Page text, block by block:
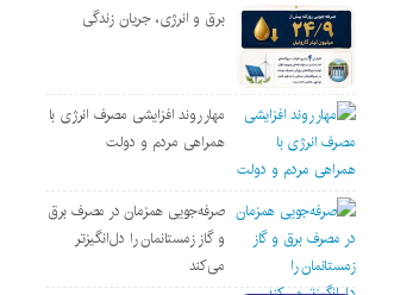
برق و انرژی، جریان زندگی
مهار روند افزایشی مصرف انرژی با
همراهی مردم و دولت
صرفه‌جویی همزمان در مصرف برق
و گاز زمستانمان را دل‌انگیزتر
می‌کند